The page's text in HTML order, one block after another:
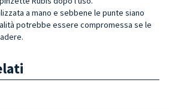
a mano e sebbene le punte siano
potrebbe essere compromessa se le